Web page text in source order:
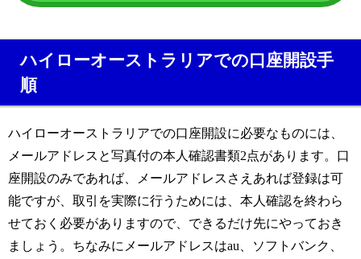
ハイローオーストラリアでの口座開設手
順
ハイローオーストラリアでの口座開設に必要なものには、
メールアドレスと写真付の本人確認書類2点があります。口
座開設のみであれば、メールアドレスさえあれば登録は可
能ですが、取引を実際に行うためには、本人確認を終わら
せておく必要がありますので、できるだけ先にやっておき
ましょう。ちなみにメールアドレスはau、ソフトバンク、